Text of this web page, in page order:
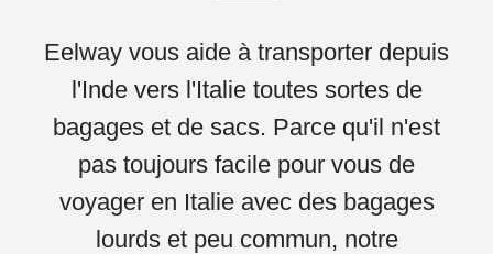
Eelway vous aide à transporter depuis
l'Inde vers l'Italie toutes sortes de
bagages et de sacs. Parce qu'il n'est
pas toujours facile pour vous de
voyager en Italie avec des bagages
lourds et peu commun, notre